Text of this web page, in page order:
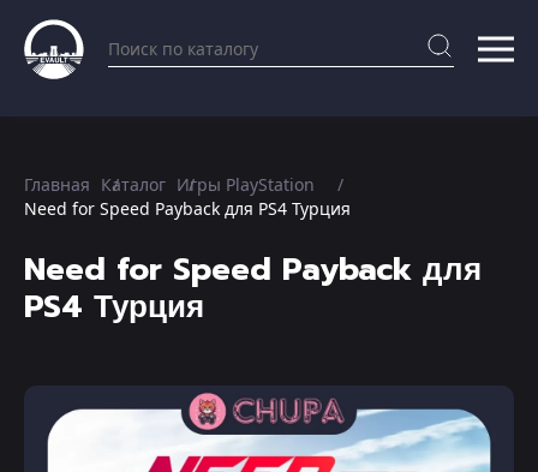
Главная Каталог Игры PlayStation
Need for Speed Payback для PS4 Турция
Need for Speed Payback для
PS4 Турция